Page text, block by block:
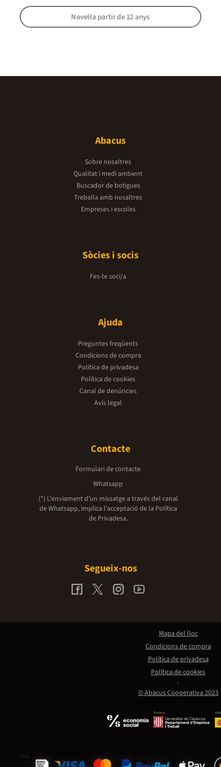
Novel·la partir de 12 anys
Abacus
Sobre nosaltres
Qualitat i medi ambient
Buscador de botigues
Treballa amb nosaltres
Empreses i escoles
Sòcies i socis
Fes-te soci/a
Ajuda
Preguntes freqüents
Condicions de compra
Política de privadesa
Política de cookies
Canal de denúncies
Avís legal
Contacte
Formulari de contacte
Whatsapp
(*) L'enviament d’un missatge a través del canal
de Whatsapp, implica l'acceptació de la Política
de Privadesa.
Segueix-nos
Promou:
© Abacus Cooperativa 2023
Mapa del lloc
Condicions de compra
Política de privadesa
Política de cookies